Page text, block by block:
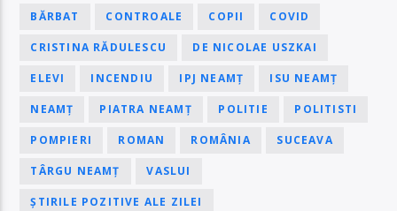
BĂRBAT CONTROALE COPII COVID
CRISTINA RĂDULESCU DE NICOLAE USZKAI
ELEVI INCENDIU IPJ NEAMȚ ISU NEAMȚ
NEAMȚ PIATRA NEAMȚ POLITIE POLITISTI
POMPIERI ROMAN ROMÂNIA SUCEAVA
TÂRGU NEAMȚ VASLUI
ȘTIRILE POZITIVE ALE ZILEI